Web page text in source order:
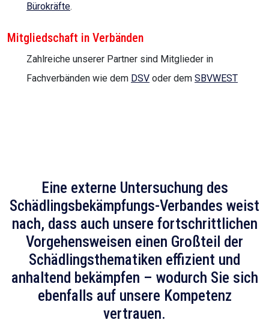
Bürokräfte.
Mitgliedschaft in Verbänden
Zahlreiche unserer Partner sind Mitglieder in
Fachverbänden wie dem DSV oder dem SBVWEST
Eine externe Untersuchung des
Schädlingsbekämpfungs-Verbandes weist
nach, dass auch unsere fortschrittlichen
Vorgehensweisen einen Großteil der
Schädlingsthematiken effizient und
anhaltend bekämpfen – wodurch Sie sich
ebenfalls auf unsere Kompetenz
vertrauen.